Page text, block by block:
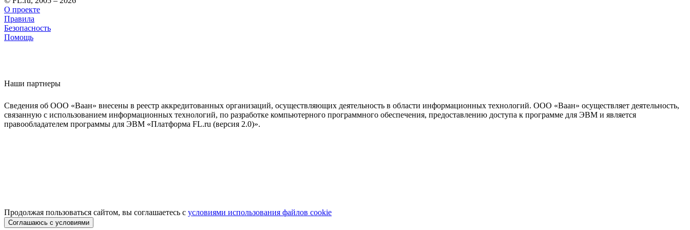
О проекте
Правила
Безопасность
Помощь
Наши партнеры
Сведения об ООО «Ваан» внесены в реестр аккредитованных организаций, осуществляющих деятельность в области информационных технологий. ООО «Ваан» осуществляет деятельность,
связанную с использованием информационных технологий, по разработке компьютерного программного обеспечения, предоставлению доступа к программе для ЭВМ и является
правообладателем программы для ЭВМ «Платформа FL.ru (версия 2.0)».
Продолжая пользоваться сайтом, вы соглашаетесь с условиями использования файлов cookie
Соглашаюсь с условиями